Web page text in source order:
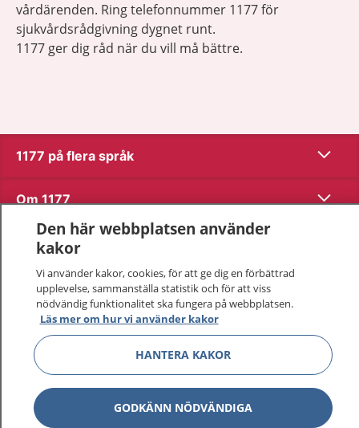
vårdärenden. Ring telefonnummer 1177 för
sjukvårdsrådgivning dygnet runt.
1177 ger dig råd när du vill må bättre.
1177 på flera språk Visa
Om 1177 Visa
Kontakt
Behandling av personuppgifter
Hantering av kakor
Inställningar för kakor
Den här webbplatsen använder
kakor
Vi använder kakor, cookies, för att ge dig en förbättrad
upplevelse, sammanställa statistik och för att viss
nödvändig funktionalitet ska fungera på webbplatsen.
Läs mer om hur vi använder kakor
HANTERA KAKOR
GODKÄNN NÖDVÄNDIGA